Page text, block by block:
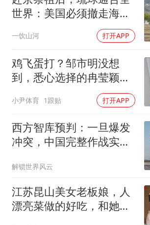
世界：美国必须撤走海马
一饮山河 打开APP
鸡飞蛋打？邹市明没想
到，悉心选择的冉莹颖，
击碎了他最后的体面
小尹体育 1跟贴 打开APP
西方智库预判：一旦爆发
冲突，中国完整作战实力
解锁世界风云
江苏昆山美女老板娘，人
漂亮菜做的好吃，和她小